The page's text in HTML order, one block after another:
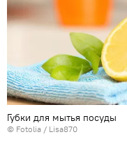
Губки для мытья посуды
© Fotolia / Lisa870